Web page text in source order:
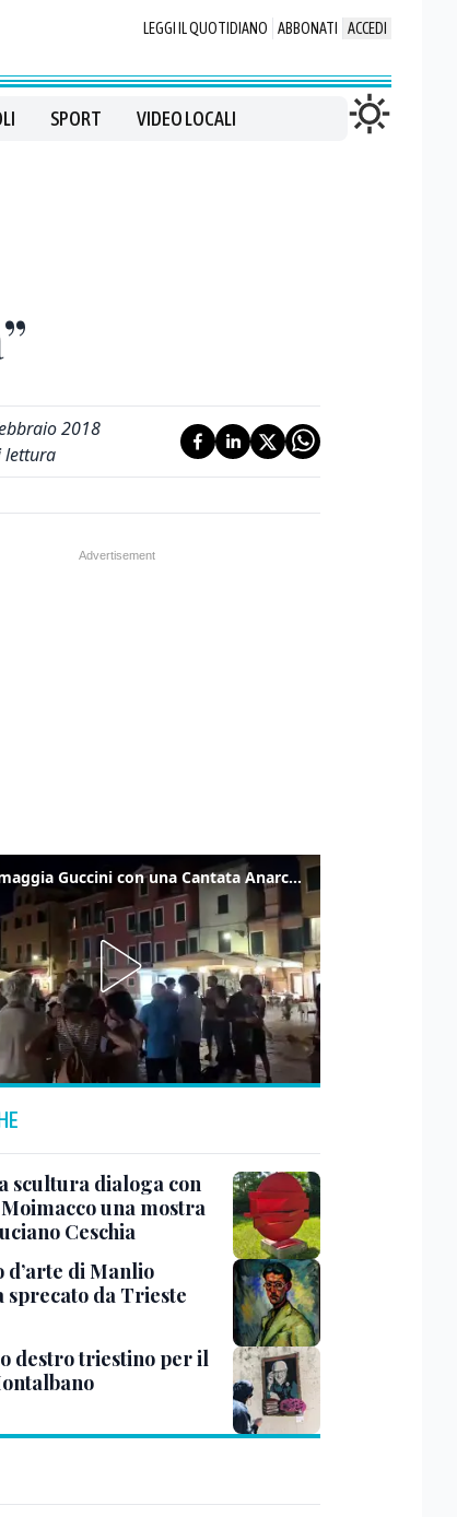
LEGGI IL QUOTIDIANO ABBONATI ACCEDI
SPORT VIDEO LOCALI
2018
lettura
Venezia omaggia Guccini con una Cantata Anarchica in campo Santa Margherita
scultura dialoga con
Moimacco una mostra
Ceschia
d’arte di Manlio
sprecato da Trieste
destro triestino per il